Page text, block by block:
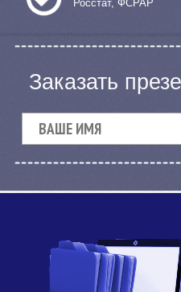
Росстат, ФСРАР
Заказать